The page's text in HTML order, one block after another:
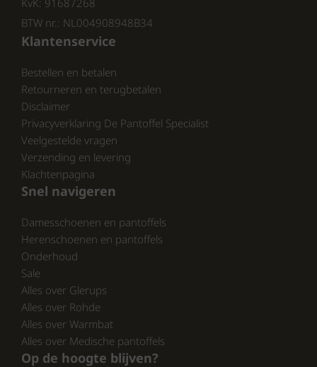
Conclusie:
Kies vandaag nog voor de Rohde dames
pantoffels en ervaar zelf het verschil dat
kwaliteit kan maken! pantoffelspecialist.nl
BTW nr.: NL004908948B34
Klantenservice
Bestellen en betalen
Retourneren en terugbetalen
Disclaimer
Privacyverklaring De Pantoffel Specialist
Veelgestelde vragen
Verzending en levering
Klachtenpagina
Snel navigeren
Damesschoenen en pantoffels
Herenschoenen en pantoffels
Onderhoud
Sale
Alles over Glerups
Alles over Rohde
Alles over Warmbat
Alles over Medische pantoffels
Op de hoogte blijven?